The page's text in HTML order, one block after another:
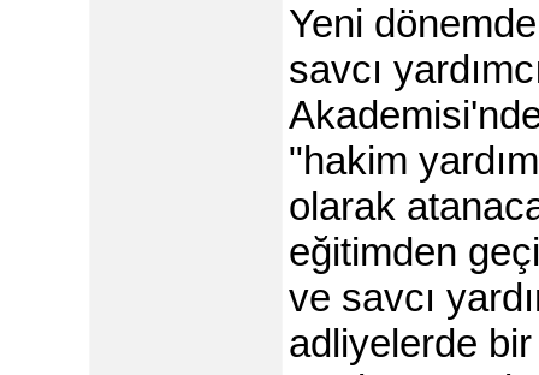
Yeni
savcı
"hakim
olarak
eğitimden
ve savcı
adliyelerde